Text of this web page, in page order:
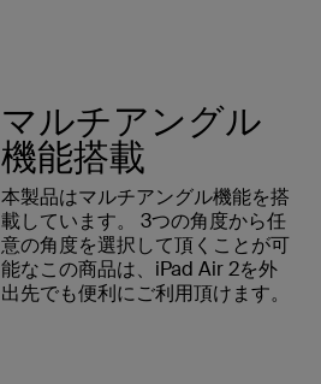
マルチアングル
機能搭載
本製品はマルチアングル機能を搭
載しています。 3つの角度から任
意の角度を選択して頂くことが可
能なこの商品は、iPad Air 2を外
出先でも便利にご利用頂けます。